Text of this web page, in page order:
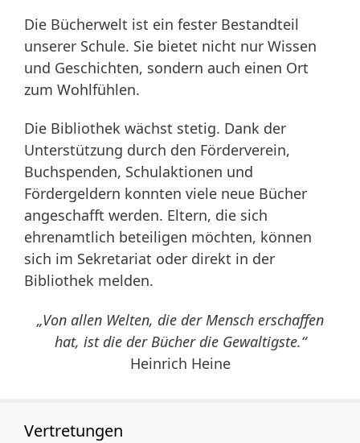
Die Bücherwelt ist ein fester Bestandteil
unserer Schule. Sie bietet nicht nur Wissen
und Geschichten, sondern auch einen Ort
zum Wohlfühlen.
Die Bibliothek wächst stetig. Dank der
Unterstützung durch den Förderverein,
Buchspenden, Schulaktionen und
Fördergeldern konnten viele neue Bücher
angeschafft werden. Eltern, die sich
ehrenamtlich beteiligen möchten, können
sich im Sekretariat oder direkt in der
Bibliothek melden.
„Von allen Welten, die der Mensch erschaffen
hat, ist die der Bücher die Gewaltigste.“
Heinrich Heine
Vertretungen